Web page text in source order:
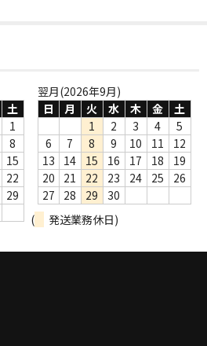
土
1
8
15
22
29
翌月(2026年9月)
日
月 火 水 木 金
土
1
2 3 4
5
6
7 8 9 10 11
12
13
14 15 16 17 18
19
20
21 22 23 24 25
26
27
28 29
30
(
発送業務休日)